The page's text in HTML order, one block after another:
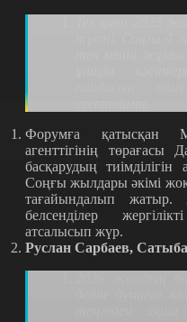
Форумға қатысқан
агенттігінің төрағасы
басқарудың
Соңғы жылдары әкімі
тағайындалып жатыр.
белсенділер
атсалысып жүр.
Руслан Сарбаев,